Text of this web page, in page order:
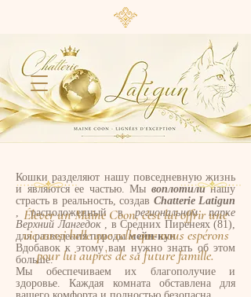
Кошки разделяют нашу повседневную жизнь
и являются ее частью. Мы воплотилинашу
страсть в реальность, создав Chatterie Latigun
, расположенный врегиональном парке
Верхний Лангедок, в Средних Пиренеях (81),
для разведения породымейн-кун.
Вдобавок к этому вам нужно знать об этом
больше.
Мы обеспечиваем их благополучие и
здоровье. Каждая комната обставлена ​​для
Élever un Maine Coon, c'est lui offrir une
vie aussi belle que celle que nous espérons
pour lui auprès de sa future famille.